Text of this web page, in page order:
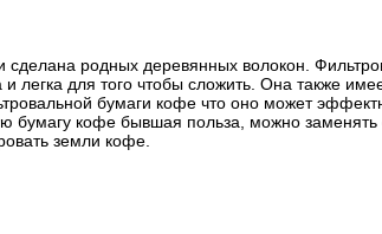
сделана родных деревянных волокон.
для того чтобы сложить. Она также
бумаги кофе что оно может
бумагу кофе бывшая польза, можно заменять
земли кофе.